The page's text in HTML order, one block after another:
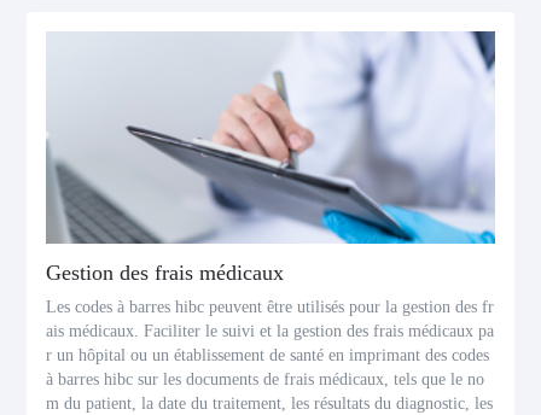
Gestion des frais médicaux
Les codes à barres hibc peuvent être utilisés pour la gestion des fr
ais médicaux. Faciliter le suivi et la gestion des frais médicaux pa
r un hôpital ou un établissement de santé en imprimant des codes
à barres hibc sur les documents de frais médicaux, tels que le no
m du patient, la date du traitement, les résultats du diagnostic, les